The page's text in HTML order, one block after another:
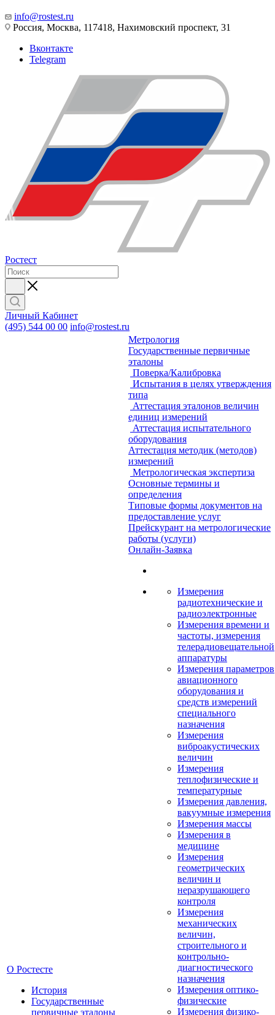
info@rostest.ru
Россия, Москва, 117418, Нахимовский проспект, 31
Вконтакте
Telegram
Ростест
Личный Кабинет
(495) 544 00 00 info@rostest.ru
О Ростесте
История
Государственные
первичные эталоны
Метрология
Государственные первичные
эталоны
Поверка/Калибровка
Испытания в целях утверждения
типа
Аттестация эталонов величин
единиц измерений
Аттестация испытательного
оборудования
Аттестация методик (методов)
измерений
Метрологическая экспертиза
Основные термины и
определения
Типовые формы документов на
предоставление услуг
Прейскурант на метрологические
работы (услуги)
Онлайн-Заявка
Измерения
радиотехнические и
радиоэлектронные
Измерения времени и
частоты, измерения
телерадиовещательной
аппаратуры
Измерения параметров
авиационного
оборудования и
средств измерений
специального
назначения
Измерения
виброакустических
величин
Измерения
теплофизические и
температурные
Измерения давления,
вакуумные измерения
Измерения массы
Измерения в
медицине
Измерения
геометрических
величин и
неразрушающего
контроля
Измерения
механических
величин,
строительного и
контрольно-
диагностического
назначения
Измерения оптико-
физические
Измерения физико-